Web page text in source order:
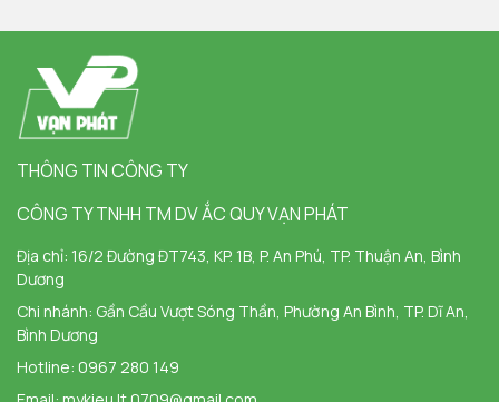
THÔNG TIN CÔNG TY
CÔNG TY TNHH TM DV ẮC QUY VẠN PHÁT
Địa chỉ: 16/2 Đường ĐT743, KP. 1B, P. An Phú, TP. Thuận An, Bình
Dương
Chi nhánh: Gần Cầu Vượt Sóng Thần, Phường An Bình, TP. Dĩ An,
Bình Dương
Hotline: 0967 280 149